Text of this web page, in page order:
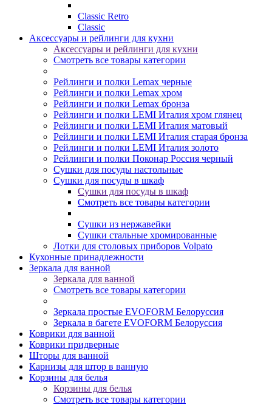
Classic Retro
Classic
Аксессуары и рейлинги для кухни
Аксессуары и рейлинги для кухни
Смотреть все товары категории
Рейлинги и полки Lemax черные
Рейлинги и полки Lemax хром
Рейлинги и полки Lemax бронза
Рейлинги и полки LEMI Италия хром глянец
Рейлинги и полки LEMI Италия матовый
Рейлинги и полки LEMI Италия старая бронза
Рейлинги и полки LEMI Италия золото
Рейлинги и полки Поконар Россия черный
Сушки для посуды настольные
Сушки для посуды в шкаф
Сушки для посуды в шкаф
Смотреть все товары категории
Сушки из нержавейки
Сушки стальные хромированные
Лотки для столовых приборов Volpato
Кухонные принадлежности
Зеркала для ванной
Зеркала для ванной
Смотреть все товары категории
Зеркала простые EVOFORM Белоруссия
Зеркала в багете EVOFORM Белоруссия
Коврики для ванной
Коврики придверные
Шторы для ванной
Карнизы для штор в ванную
Корзины для белья
Корзины для белья
Смотреть все товары категории